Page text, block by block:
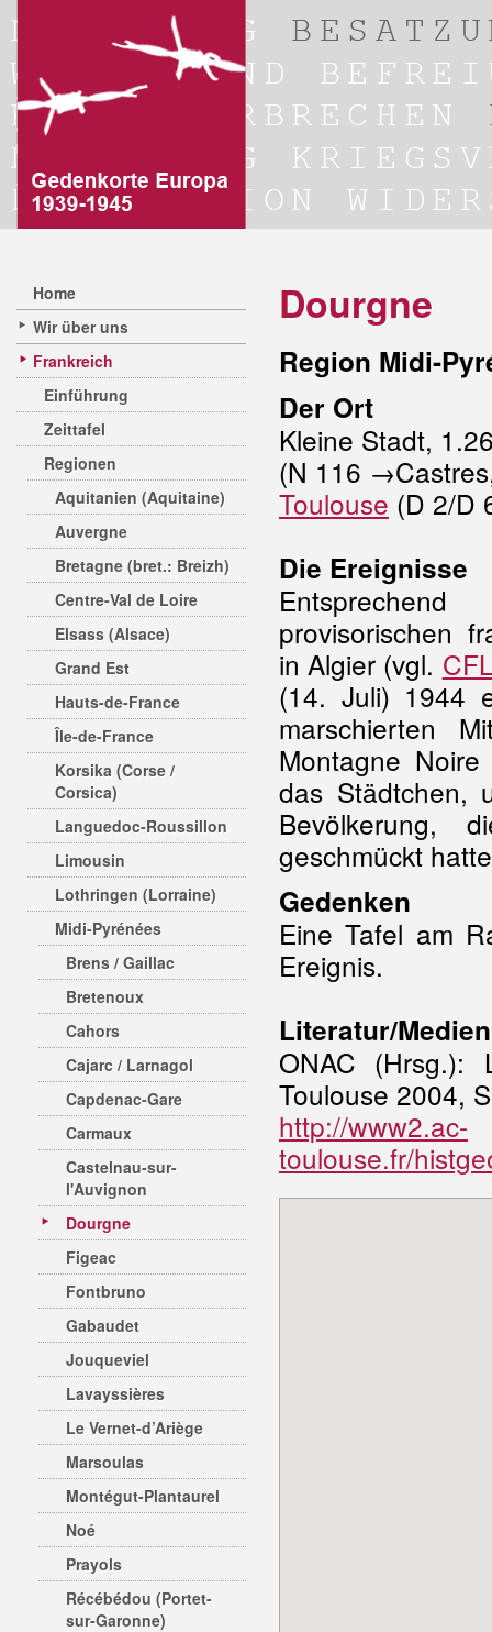
Home
Wir über uns
Frankreich
Einführung
Zeittafel
Regionen
Aquitanien (Aquitaine)
Auvergne
Bretagne (bret.: Breizh)
Centre-Val de Loire
Elsass (Alsace)
Grand Est
Hauts-de-France
Île-de-France
Korsika (Corse /
Corsica)
Languedoc-Roussillon
Limousin
Lothringen (Lorraine)
Midi-Pyrénées
Brens / Gaillac
Bretenoux
Cahors
Cajarc / Larnagol
Capdenac-Gare
Carmaux
Castelnau-sur-
l'Auvignon
Dourgne
Figeac
Fontbruno
Gabaudet
Jouqueviel
Lavayssières
Le Vernet-d’Ariège
Marsoulas
Montégut-Plantaurel
Noé
Prayols
Récébédou (Portet-
sur-Garonne)
Dourgne
Region Midi-
Der Ort
Kleine Stadt,
(N 116
Toulouse (D 2/D
Die Ereignisse
provisorischen
in Algier (vgl.
(14. Juli) 1944
marschierten
Montagne
das Städtchen,
Bevölkerung,
geschmückt
Gedenken
Eine Tafel am
Ereignis.
Literatur/Medien
ONAC (Hrsg.):
Toulouse 2004,
http://www2.ac-
toulouse.fr/